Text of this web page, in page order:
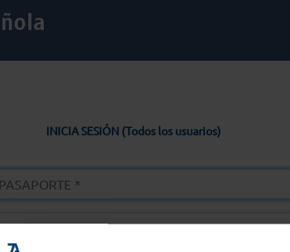
INICIA SESIÓN (Todos los usuarios)